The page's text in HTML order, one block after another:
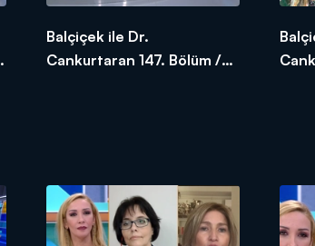
Balçiçek ile Dr.
Cankurtaran 147. Bölüm /